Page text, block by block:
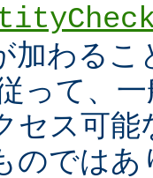
加わるこ
って、
セス可
のではあ